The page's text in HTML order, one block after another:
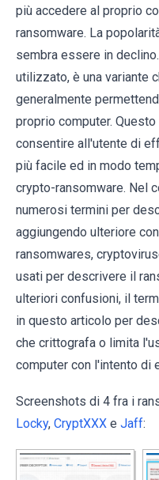
più accedere al proprio
ransomware. La
sembra essere in
utilizzato, è una variante
generalmente
proprio computer.
consentire all'utente di
più facile ed in modo
crypto-ransomware. Nel
numerosi termini per
aggiungendo ulteriore
ransomwares,
usati per descrivere il
ulteriori confusioni, il
in questo articolo per
che crittografa o limita
computer con l'intento di
Screenshots di 4 fra i
Locky, CryptXXX e Jaff: